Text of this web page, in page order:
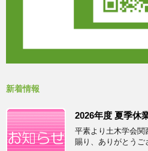
新着情報
2026年度 夏季休
平素より土木学会関
賜り、ありがとうご